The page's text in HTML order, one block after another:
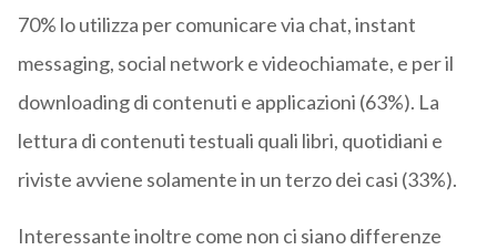
70% lo utilizza per comunicare via chat, instant
messaging, social network e videochiamate, e per il
downloading di contenuti e applicazioni (63%). La
lettura di contenuti testuali quali libri, quotidiani e
riviste avviene solamente in un terzo dei casi (33%).
Interessante inoltre come non ci siano differenze